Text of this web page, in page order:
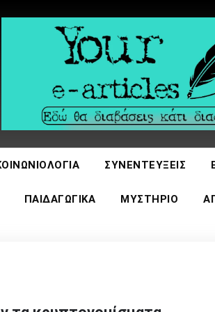
ΣΥΝΕΝΤΕΎΞΕΙΣ
ΠΑΙΔΑΓΩΓΙΚΆ ΜΥΣΤΉΡΙΟ